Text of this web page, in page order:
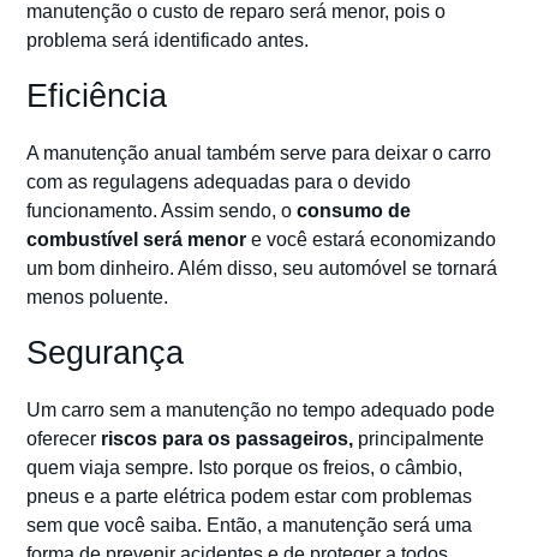
manutenção o custo de reparo será menor, pois o
problema será identificado antes.
Eficiência
A manutenção anual também serve para deixar o carro
com as regulagens adequadas para o devido
funcionamento. Assim sendo, oconsumo de
combustível será menor e você estará economizando
um bom dinheiro. Além disso, seu automóvel se tornará
menos poluente.
Segurança
Um carro sem a manutenção no tempo adequado pode
oferecer riscos para os passageiros, principalmente
quem viaja sempre. Isto porque os freios, o câmbio,
pneus e a parte elétrica podem estar com problemas
sem que você saiba. Então, a manutenção será uma